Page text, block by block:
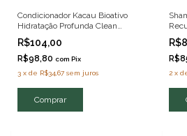
Condicionador Kacau Bioativo
Hidratação Profunda Clean
Beauty 250ml
R$104,00
R$98,80 com Pix
3 x de R$34,67 sem juros
2 x